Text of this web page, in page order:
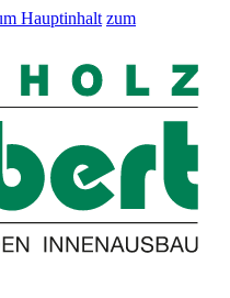
Hauptinhalt zum